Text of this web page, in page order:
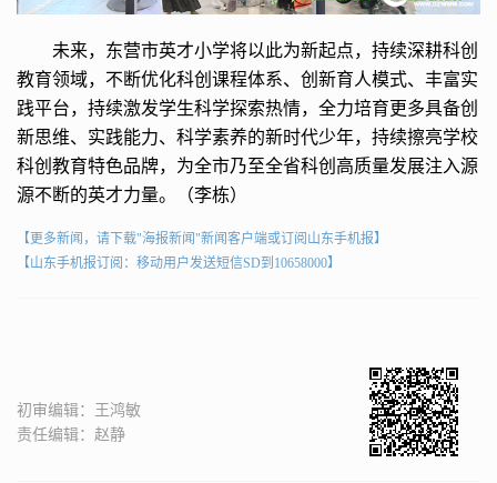
未来，东营市英才小学将以此为新起点，持续深耕科创
教育领域，不断优化科创课程体系、创新育人模式、丰富实
践平台，持续激发学生科学探索热情，全力培育更多具备创
新思维、实践能力、科学素养的新时代少年，持续擦亮学校
科创教育特色品牌，为全市乃至全省科创高质量发展注入源
源不断的英才力量。（李栋）
【更多新闻，请下载"海报新闻"新闻客户端或订阅山东手机报】
【山东手机报订阅：移动用户发送短信SD到10658000】
初审编辑：王鸿敏
责任编辑：赵静